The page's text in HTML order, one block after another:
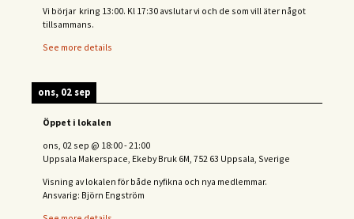
Vi börjar kring 13:00. Kl 17:30 avslutar vi och de som vill äter något
tillsammans.
See more details
ons, 02 sep
Öppet i lokalen
ons, 02 sep @ 18:00-21:00
Uppsala Makerspace, Ekeby Bruk 6M, 752 63 Uppsala, Sverige
Visning av lokalen för både nyfikna och nya medlemmar.
Ansvarig: Björn Engström